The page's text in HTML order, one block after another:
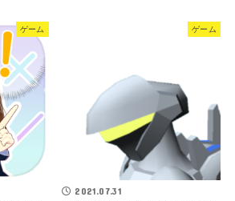
ゲーム ゲーム
2021.07.31